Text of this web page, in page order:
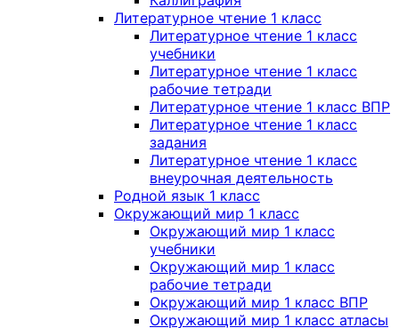
Литературное чтение 1 класс
Литературное чтение 1 класс
учебники
Литературное чтение 1 класс
рабочие тетради
Литературное чтение 1 класс ВПР
Литературное чтение 1 класс
задания
Литературное чтение 1 класс
внеурочная деятельность
Родной язык 1 класс
Окружающий мир 1 класс
Окружающий мир 1 класс
учебники
Окружающий мир 1 класс
рабочие тетради
Окружающий мир 1 класс ВПР
Окружающий мир 1 класс атласы